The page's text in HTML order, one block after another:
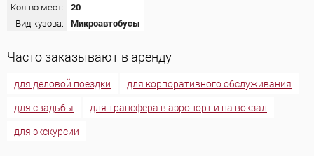
Кол-во мест:
20
Вид кузова:
Микроавтобусы
Часто заказывают в аренду
для деловой поездки
для корпоративного обслуживания
для свадьбы
для трансфера в аэропорт и на вокзал
для экскурсии